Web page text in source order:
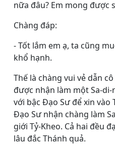
nữa đâu? Em mong được
Chàng đáp:
- Tốt lắm em ạ, ta cũng
khổ hạnh.
Thế là chàng vui vẻ dẫn
được nhận làm một Sa-
với bậc Ðạo Sư để xin vào
Ðạo Sư nhận chàng làm
giới Tỷ-Kheo. Cả hai đều
lâu đắc Thánh quả.